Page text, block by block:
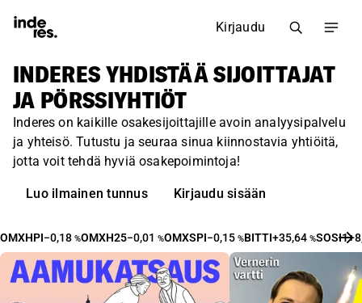
Kirjaudu
INDERES YHDISTÄÄ SIJOITTAJAT
JA PÖRSSIYHTIÖT
Inderes on kaikille osakesijoittajille avoin analyysipalvelu
ja yhteisö. Tutustu ja seuraa sinua kiinnostavia yhtiöitä,
jotta voit tehdä hyviä osakepoimintoja!
Luo ilmainen tunnus Kirjaudu sisään
OMXHPI−0,18 %OMXH25−0,01 %OMXSPI−0,15 %BITTI+35,64 %SOSI1